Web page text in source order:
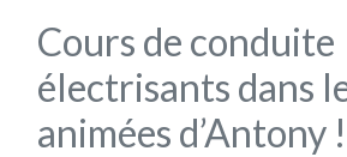
Cours de conduite
électrisants dans
animées d’Antony !